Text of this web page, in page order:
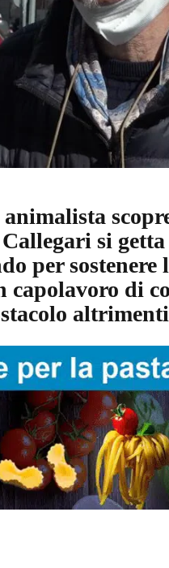
O
R
G
E
S
p
r
t
I
R
E
N
O
si getta
per sostenere
di